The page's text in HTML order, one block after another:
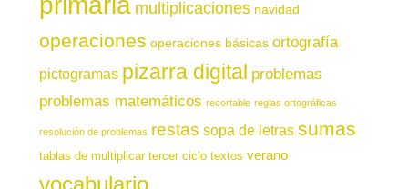
multiplicaciones navidad
operaciones operaciones básicas ortografía
pictogramas pizarra digital problemas
problemas matemáticos recortable reglas ortográficas
resolución de problemas restas sopa de letras sumas
tablas de multiplicar tercer ciclo textos verano
vocabulario